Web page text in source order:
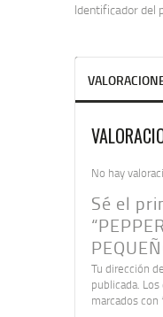
Identificador del
No hay
Sé el
Tu dirección
publicada.
marcados con